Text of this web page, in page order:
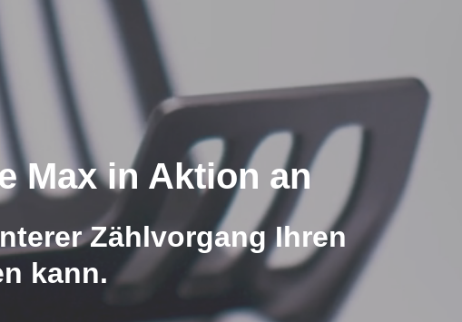
Max in Aktion an
Zählvorgang Ihren
kann.